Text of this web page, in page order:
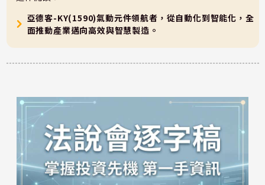
亞德客-KY(1590)氣動元件領航者，從自動化到智能化，全
面推動產業邁向高效與智慧製造。